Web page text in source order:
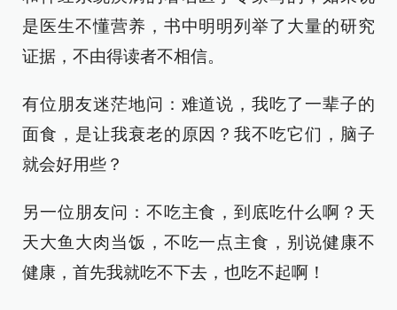
是医生不懂营养，书中明明列举了大量的研究
证据，不由得读者不相信。
有位朋友迷茫地问：难道说，我吃了一辈子的
面食，是让我衰老的原因？我不吃它们，脑子
就会好用些？
另一位朋友问：不吃主食，到底吃什么啊？天
天大鱼大肉当饭，不吃一点主食，别说健康不
健康，首先我就吃不下去，也吃不起啊！